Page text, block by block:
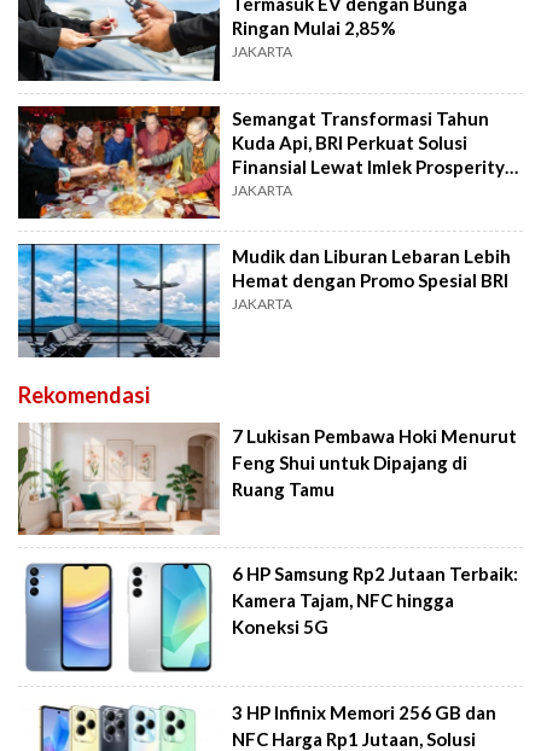
Ringan Mulai 2,85%
JAKARTA
Semangat Transformasi Tahun
Kuda Api, BRI Perkuat Solusi
Finansial Lewat Imlek Prosperity
2026
JAKARTA
Mudik dan Liburan Lebaran Lebih
Hemat dengan Promo Spesial BRI
JAKARTA
Rekomendasi
7 Lukisan Pembawa Hoki Menurut
Feng Shui untuk Dipajang di
Ruang Tamu
6 HP Samsung Rp2 Jutaan Terbaik:
Kamera Tajam, NFC hingga
Koneksi 5G
3 HP Infinix Memori 256 GB dan
NFC Harga Rp1 Jutaan, Solusi